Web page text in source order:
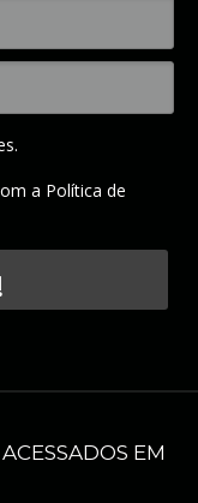
a Política de
EM